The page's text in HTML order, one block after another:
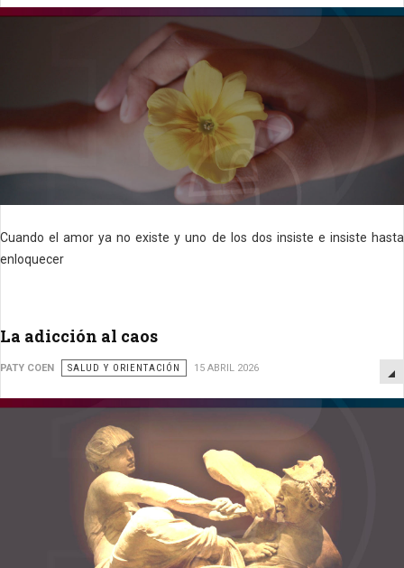
Cuando el amor ya no existe y uno de los dos insiste e insiste hasta
enloquecer
La adicción al caos
PATY COEN SALUD Y ORIENTACIÓN 15 ABRIL 2026